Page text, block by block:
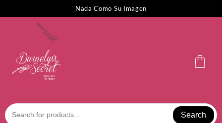
Nada Como Su Imagen
Search